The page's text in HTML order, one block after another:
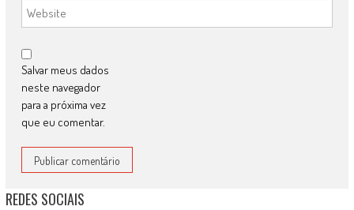
Salvar meus dados
neste navegador
para a próxima vez
que eu comentar.
REDES SOCIAIS